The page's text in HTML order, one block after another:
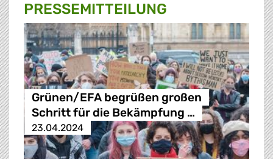
PRESSE­MITTEILUNG
Grünen/EFA begrüßen großen
Schritt für die Bekämpfung …
23.04.2024